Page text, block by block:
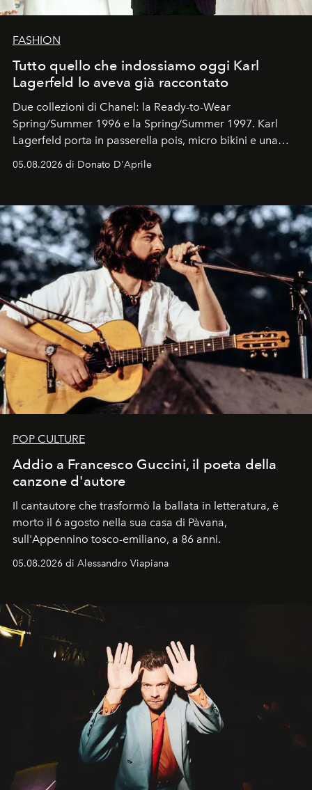
FASHION
Tutto quello che indossiamo oggi Karl
Lagerfeld lo aveva già raccontato
Due collezioni di Chanel: la Ready-to-Wear
Spring/Summer 1996 e la Spring/Summer 1997. Karl
Lagerfeld porta in passerella pois, micro bikini e una
logomania pensata per la spiaggia
Kate, Claudia e Carla una dietro l'altra. Trent'anni dopo,
uno dei documenti più contemporanei che abbiamo.
05.08.2026 di Donato D'Aprile
POP CULTURE
Addio a Francesco Guccini, il poeta della
canzone d'autore
Il cantautore che trasformò la ballata in letteratura, è
morto il 6 agosto nella sua casa di Pàvana,
sull'Appennino tosco-emiliano, a 86 anni.
05.08.2026 di Alessandro Viapiana